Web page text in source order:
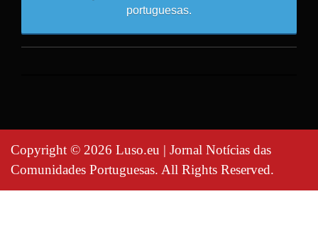
portuguesas.
Copyright © 2026 Luso.eu | Jornal Notícias das
Comunidades Portuguesas. All Rights Reserved.